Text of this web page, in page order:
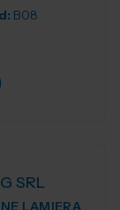
B08
SRL
LAMIERA